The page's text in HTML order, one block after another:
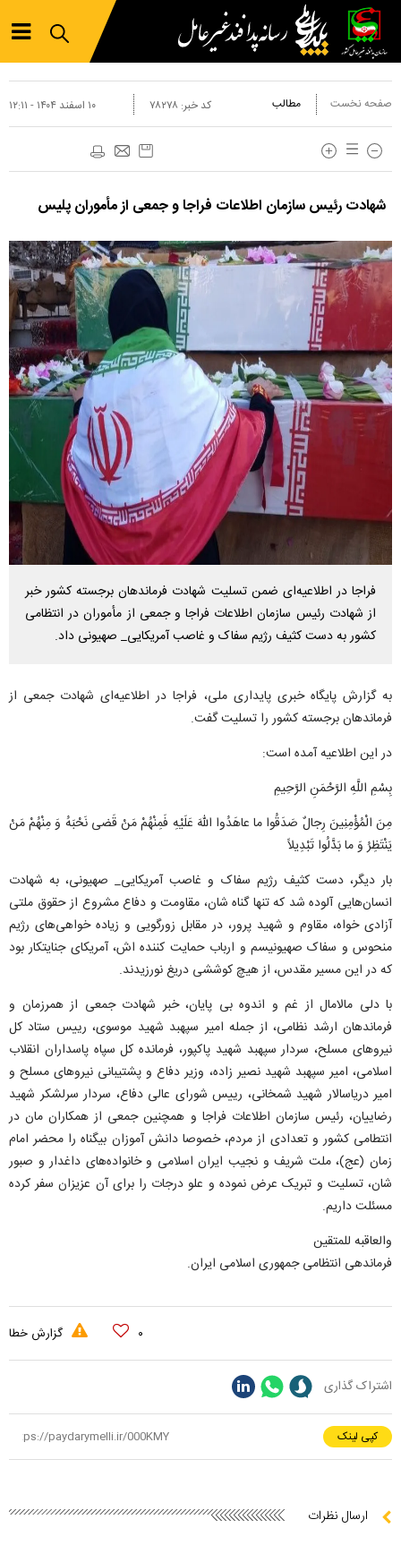
صفحه نخست مطالب ۱۰ اسفند ۱۴۰۴ - ۱۲:۱۱ کد خبر: ۷۸۲۷۸
شهادت رئیس سازمان اطلاعات فراجا و جمعی از مأموران پلیس
فراجا در اطلاعیه‌ای ضمن تسلیت شهادت فرماندهان برجسته کشور خبر
از شهادت رئیس سازمان اطلاعات فراجا و جمعی از مأموران در انتظامی
کشور به دست کثیف رژیم سفاک و غاصب آمریکایی_ صهیونی داد.
به گزارش پایگاه خبری پایداری ملی، فراجا در اطلاعیه‌ای شهادت جمعی از
فرماندهان برجسته کشور را تسلیت گفت.
در این اطلاعیه آمده است:
بِسْمِ اللَّهِ الرَّحْمَنِ الرَّحِیمِ
مِنَ الْمُؤْمِنِینَ رِجالٌ صَدَقُوا ما عاهَدُوا اللّهَ عَلَیْهِ فَمِنْهُمْ مَنْ قَضى نَحْبَهُ وَ مِنْهُمْ مَنْ
یَنْتَظِرُ وَ ما بَدَّلُوا تَبْدِیلاً
بار دیگر، دست کثیف رژیم سفاک و غاصب آمریکایی_ صهیونی، به شهادت
انسان‌هایی آلوده شد که تنها گناه شان، مقاومت و دفاع مشروع از حقوق ملتی
آزادی خواه، مقاوم و شهید پرور، در مقابل زورگویی و زیاده خواهی‌های رژیم
منحوس و سفاک صهیونیسم و ارباب حمایت کننده اش، آمریکای جنایتکار بود
که در این مسیر مقدس، از هیچ کوششی دریغ نورزیدند.
با دلی مالامال از غم و اندوه بی پایان، خبر شهادت جمعی از همرزمان و
فرماندهان ارشد نظامی، از جمله امیر سپهبد شهید موسوی، رییس ستاد کل
نیرو‌های مسلح، سردار سپهبد شهید پاکپور، فرمانده کل سپاه پاسداران انقلاب
اسلامی، امیر سپهبد شهید نصیر زاده، وزیر دفاع و پشتیبانی نیرو‌های مسلح و
امیر دریاسالار شهید شمخانی، رییس شورای عالی دفاع، سردار سرلشکر شهید
رضاییان، رئیس سازمان اطلاعات فراجا و همچنین جمعی از همکاران مان در
انتطامی کشور و تعدادی از مردم، خصوصا دانش آموزان بیگناه را محضر امام
زمان (عج)، ملت شریف و نجیب ایران اسلامی و خانواده‌های داغدار و صبور
شان، تسلیت و تبریک عرض نموده و علو درجات را برای آن عزیزان سفر کرده
مسئلت داریم.
والعاقبه للمتقین
فرماندهی انتظامی جمهوری اسلامی ایران.
۰ گزارش خطا
اشتراک گذاری
کپی لینک
ارسال نظرات